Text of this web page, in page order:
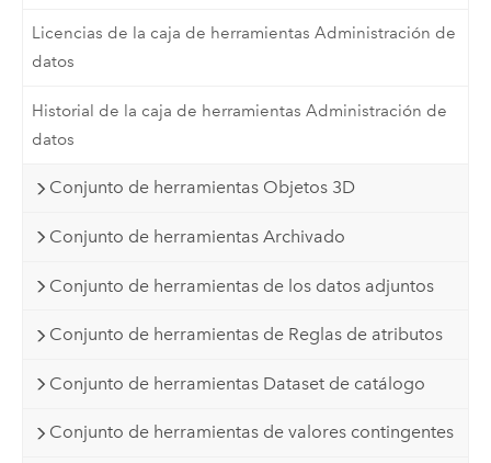
Licencias de la caja de herramientas Administración de
datos
Historial de la caja de herramientas Administración de
datos
Conjunto de herramientas Objetos 3D
Conjunto de herramientas Archivado
Conjunto de herramientas de los datos adjuntos
Conjunto de herramientas de Reglas de atributos
Conjunto de herramientas Dataset de catálogo
Conjunto de herramientas de valores contingentes